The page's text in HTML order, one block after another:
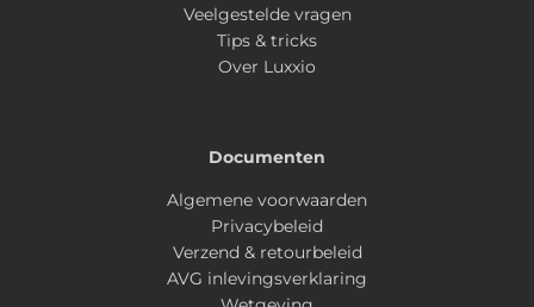
Veelgestelde vragen
Tips & tricks
Over Luxxio
Documenten
Algemene voorwaarden
Privacybeleid
Verzend & retourbeleid
AVG inlevingsverklaring